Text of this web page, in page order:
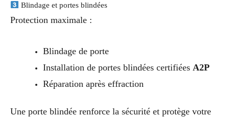
Blindage et portes blindées
Protection maximale :
Blindage de porte
Installation de portes blindées certifiées A2P
Réparation après effraction
Une porte blindée renforce la sécurité et protège votre